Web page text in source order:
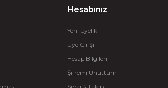
Hesabınız
Yeni Üyelik
Üye Girişi
Hesap Bilgileri
Şifremi Unuttum
Sipariş Takip